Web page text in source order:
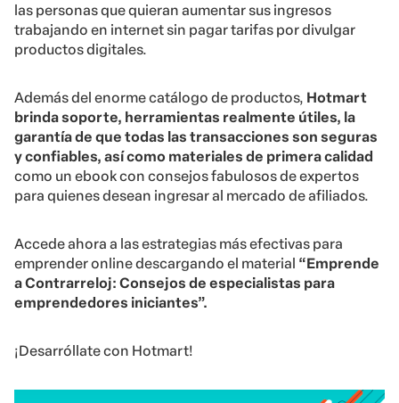
las personas que quieran aumentar sus ingresos
trabajando en internet sin pagar tarifas por divulgar
productos digitales.
Además del enorme catálogo de productos, Hotmart
brinda soporte, herramientas realmente útiles, la
garantía de que todas las transacciones son seguras
y confiables, así como materiales de primera calidad
como un ebook con consejos fabulosos de expertos
para quienes desean ingresar al mercado de afiliados.
Accede ahora a las estrategias más efectivas para
emprender online descargando el material “Emprende
a Contrarreloj: Consejos de especialistas para
emprendedores iniciantes”.
¡Desarróllate con Hotmart!